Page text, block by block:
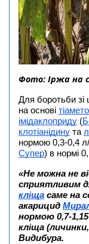
Фото: Іржа на
Для боротьби зі
на основі
імідаклоприду (
клотіанідину та
нормою 0,3-0,4 л/
Супер) в нормі
«Не можна не
сприятливим
кліща саме на
акарицид
нормою 0,7-1,15
кліща
Видибура.